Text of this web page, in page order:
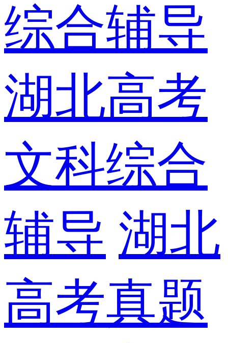
综合辅导
湖北高考
文科综合
辅导 湖北
高考真题